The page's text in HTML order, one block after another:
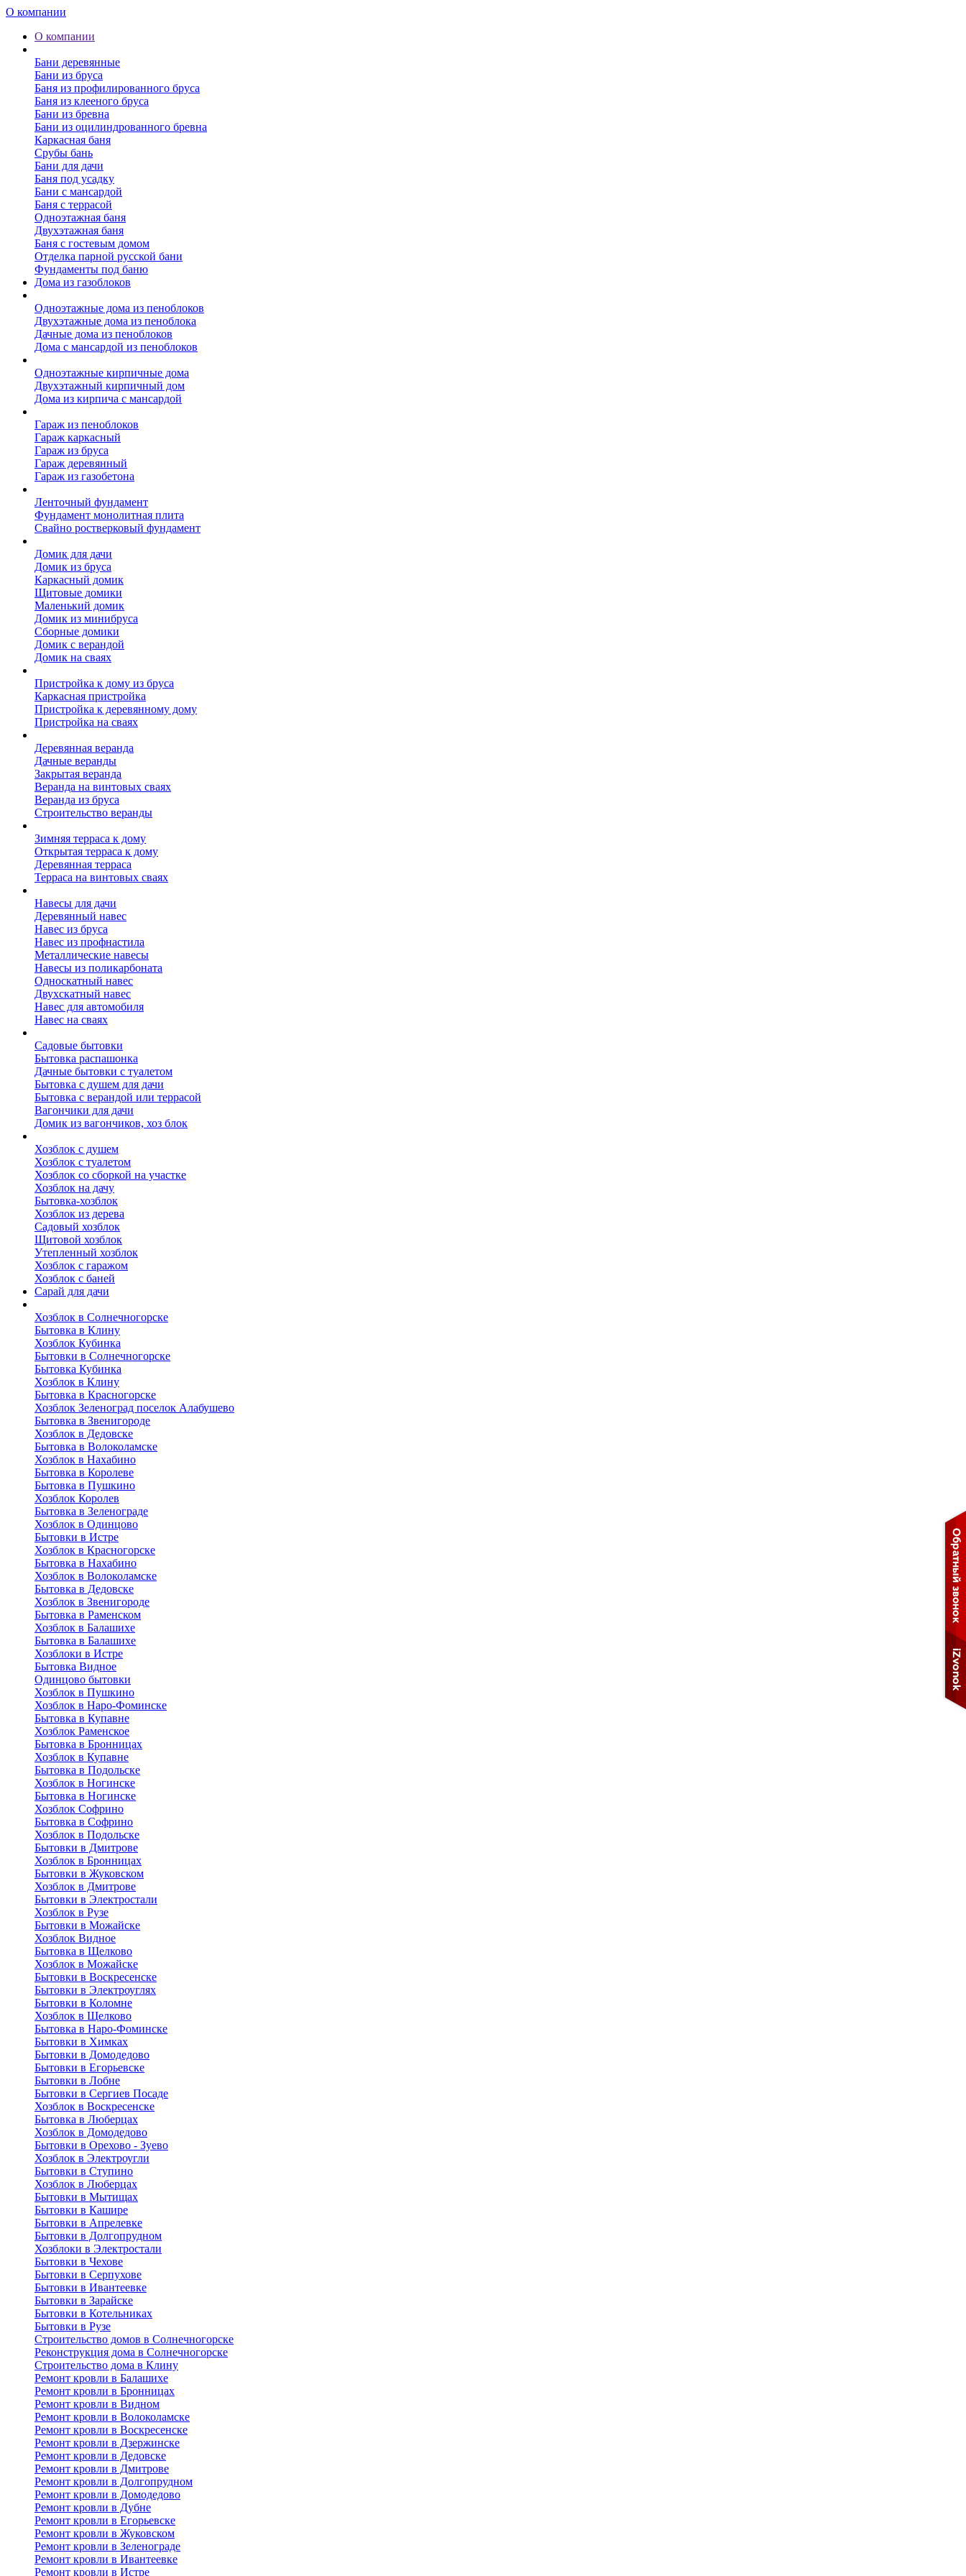
О компании
О компании
Бани деревянные
Бани из бруса
Баня из профилированного бруса
Баня из клееного бруса
Бани из бревна
Бани из оцилиндрованного бревна
Каркасная баня
Срубы бань
Бани для дачи
Баня под усадку
Бани с мансардой
Баня с террасой
Одноэтажная баня
Двухэтажная баня
Баня с гостевым домом
Отделка парной русской бани
Фундаменты под баню
Дома из газоблоков
Одноэтажные дома из пеноблоков
Двухэтажные дома из пеноблока
Дачные дома из пеноблоков
Дома с мансардой из пеноблоков
Одноэтажные кирпичные дома
Двухэтажный кирпичный дом
Дома из кирпича с мансардой
Гараж из пеноблоков
Гараж каркасный
Гараж из бруса
Гараж деревянный
Гараж из газобетона
Ленточный фундамент
Фундамент монолитная плита
Свайно ростверковый фундамент
Домик для дачи
Домик из бруса
Каркасный домик
Щитовые домики
Маленький домик
Домик из минибруса
Сборные домики
Домик с верандой
Домик на сваях
Пристройка к дому из бруса
Каркасная пристройка
Пристройка к деревянному дому
Пристройка на сваях
Деревянная веранда
Дачные веранды
Закрытая веранда
Веранда на винтовых сваях
Веранда из бруса
Строительство веранды
Зимняя терраса к дому
Открытая терраса к дому
Деревянная терраса
Терраса на винтовых сваях
Навесы для дачи
Деревянный навес
Навес из бруса
Навес из профнастила
Металлические навесы
Навесы из поликарбоната
Односкатный навес
Двухскатный навес
Навес для автомобиля
Навес на сваях
Садовые бытовки
Бытовка распашонка
Дачные бытовки с туалетом
Бытовка с душем для дачи
Бытовка с верандой или террасой
Вагончики для дачи
Домик из вагончиков, хоз блок
Хозблок с душем
Хозблок с туалетом
Хозблок со сборкой на участке
Хозблок на дачу
Бытовка-хозблок
Хозблок из дерева
Садовый хозблок
Щитовой хозблок
Утепленный хозблок
Хозблок с гаражом
Хозблок с баней
Сарай для дачи
Хозблок в Солнечногорске
Бытовка в Клину
Хозблок Кубинка
Бытовки в Солнечногорске
Бытовка Кубинка
Хозблок в Клину
Бытовка в Красногорске
Хозблок Зеленоград поселок Алабушево
Бытовка в Звенигороде
Хозблок в Дедовске
Бытовка в Волоколамске
Хозблок в Нахабино
Бытовка в Королеве
Бытовкa в Пушкино
Хозблок Королев
Бытовка в Зеленограде
Хозблок в Одинцово
Бытовки в Истре
Хозблок в Красногорске
Бытовка в Нахабино
Хозблок в Волоколамске
Бытовкa в Дедовске
Хозблок в Звенигороде
Бытовка в Раменском
Хозблок в Балашихе
Бытовкa в Балашихе
Хозблоки в Истре
Бытовка Видное
Одинцово бытовки
Хозблок в Пушкино
Хозблок в Наро-Фоминске
Бытовка в Купавне
Хозблок Раменское
Бытовка в Бронницах
Хозблок в Купавне
Бытовка в Подольске
Хозблок в Ногинске
Бытовка в Ногинске
Хозблок Софрино
Бытовка в Софрино
Хозблок в Подольске
Бытовки в Дмитрове
Хозблок в Бронницах
Бытовки в Жуковском
Хозблок в Дмитрове
Бытовки в Электростали
Хозблок в Рузе
Бытовки в Можайске
Хозблок Видное
Бытовкa в Щелково
Хозблок в Можайске
Бытовки в Воскресенске
Бытовки в Электроуглях
Бытовки в Коломне
Хозблок в Щелково
Бытовка в Наро-Фоминске
Бытовки в Химках
Бытовки в Домодедово
Бытовки в Егорьевске
Бытовки в Лобне
Бытовки в Сергиев Посаде
Хозблок в Воскресенске
Бытовка в Люберцах
Хозблок в Домодедово
Бытовки в Орехово - Зуево
Хозблок в Электроугли
Бытовки в Ступино
Хозблок в Люберцах
Бытовки в Мытищах
Бытовки в Кашире
Бытовки в Апрелевке
Бытовки в Долгопрудном
Хозблоки в Электростали
Бытовки в Чехове
Бытовки в Серпухове
Бытовки в Ивантеевке
Бытовки в Зарайске
Бытовки в Котельниках
Бытовки в Рузе
Строительство домов в Солнечногорске
Реконструкция дома в Солнечногорске
Строительство дома в Клину
Ремонт кровли в Балашихе
Ремонт кровли в Бронницах
Ремонт кровли в Видном
Ремонт кровли в Волоколамске
Ремонт кровли в Воскресенске
Ремонт кровли в Дзержинске
Ремонт кровли в Дедовске
Ремонт кровли в Дмитрове
Ремонт кровли в Долгопрудном
Ремонт кровли в Домодедово
Ремонт кровли в Дубне
Ремонт кровли в Егорьевске
Ремонт кровли в Жуковском
Ремонт кровли в Зеленограде
Ремонт кровли в Ивантеевке
Ремонт кровли в Истре